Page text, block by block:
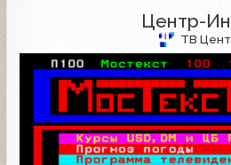
Центр-
ТВ